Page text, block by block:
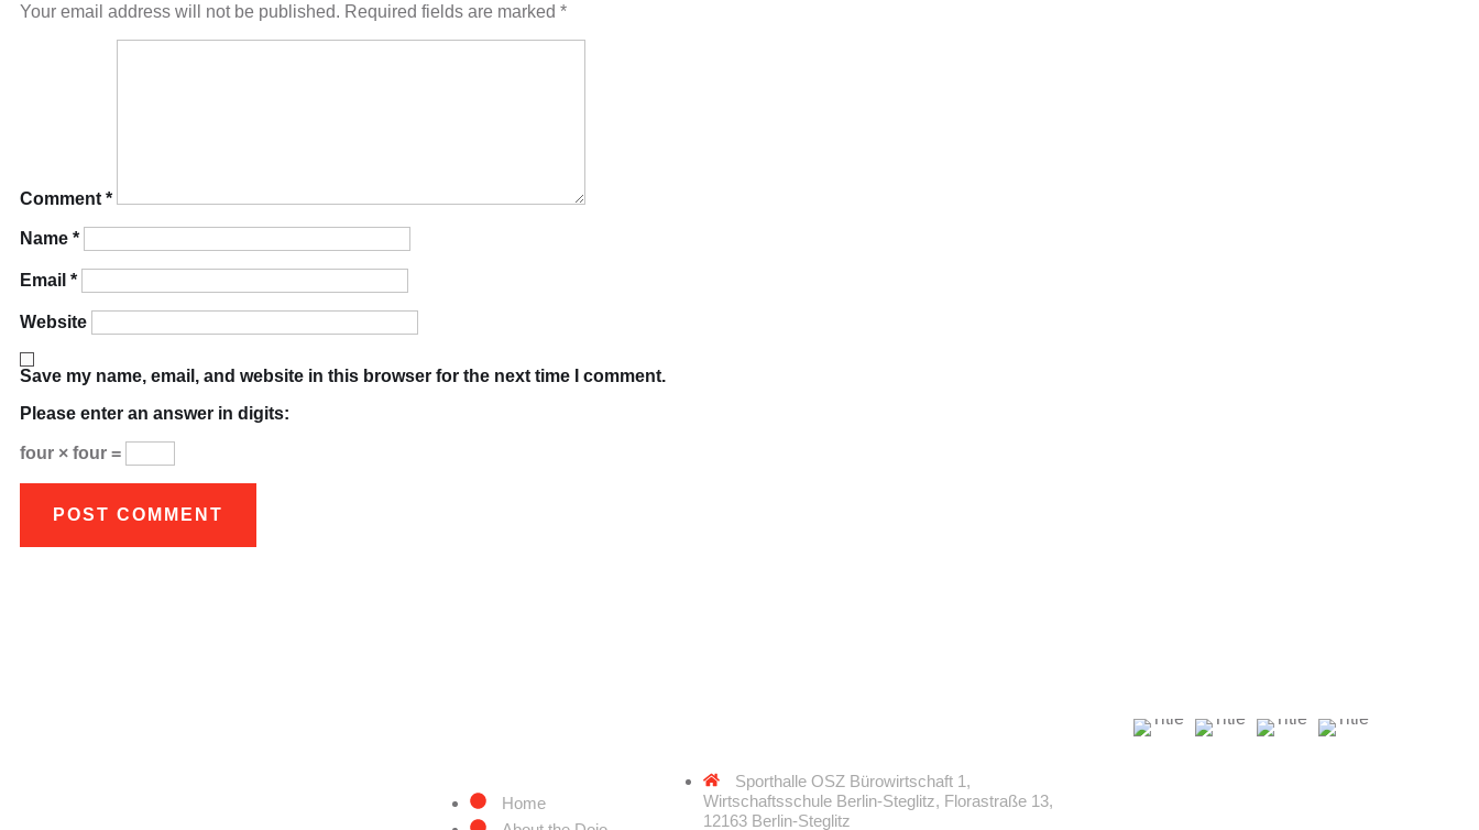
Your email address will not be published. Required fields are marked *
Comment*
Name *
Email *
Website
Save my name, email, and website in this browser for the next time I comment.
Please enter an answer in digits:
four × four =
Home
Sporthalle OSZ Bürowirtschaft 1,
Wirtschaftsschule Berlin-Steglitz, Florastraße 13,
12163 Berlin-Steglitz